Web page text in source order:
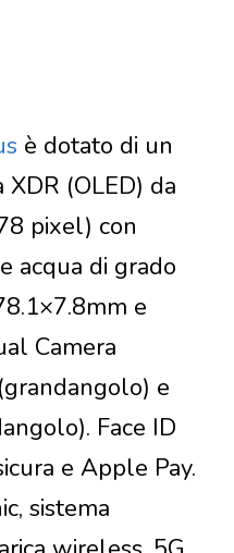
è dotato di un
(OLED) da
pixel) con
acqua di grado
e
Camera
e
Face ID
e Apple Pay.
sistema